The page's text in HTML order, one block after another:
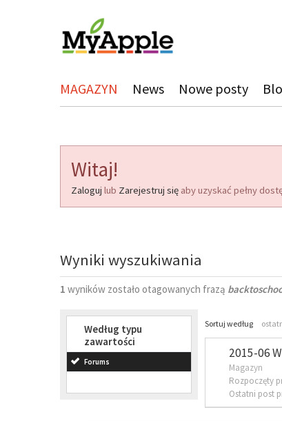
MAGAZYN News Nowe posty
Witaj!
Zaloguj lub Zarejestruj się aby uzyskać pełny
Wyniki wyszukiwania
1 wyników zostało otagowanych frazą
Według typu
zawartości
Forums
Sortuj według
2015-06
Magazyn
Rozpoczęty
Ostatni post